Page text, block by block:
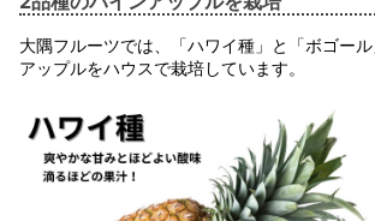
大隅フルーツでは、「ハワイ種」と「ボゴー
アップルをハウスで栽培しています。